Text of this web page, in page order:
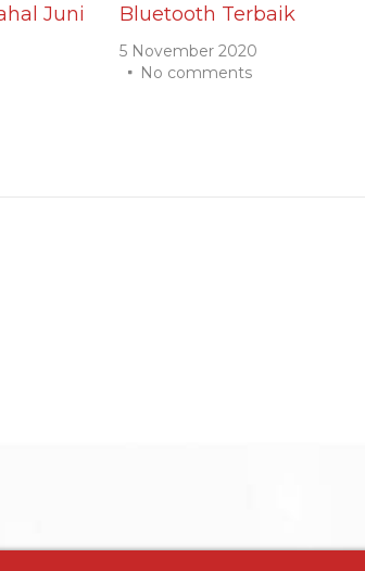
Juni
Bluetooth Terbaik
5 November 2020
No comments